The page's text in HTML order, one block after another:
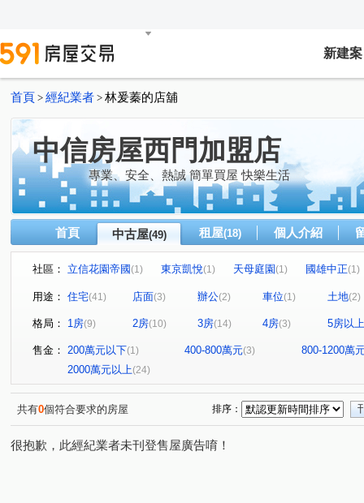
新建案
首頁 > 經紀業者 > 林爰蓁的店舖
中信房屋西門加盟店
專業、安全、熱誠 簡單買屋 快樂生活
首頁 中古屋(49) 租屋(18) 個人介紹
社區： 立信花園帝國(1) 東京凱悅(1) 天母庭園(1) 國雄中正(1)
國光社區 東湖生活圈 (1) 龍山名門 (1)
龍山一品大樓
(1) 新外灘6-立信帝國花園廣場(1) 成都大廈
潤泰萬花園(1) 台大御園(1) 西園路一段 萬大路(3)
華江一路(3) 興義街
天母西路(1) 詔安街(1) 廈門街(1) 莒光路(3)
艋舺大
西藏路(1) 西寧南路 (2) 新明路(1) 康樂街
成都路(2) 安興路(1) 康定路(2) 漢中街(1)
仁愛路二
雅江街(1) 開封街二段 (1) 許昌街
用途： 住宅(41) 店面(3) 辦公(2) 車位(1) 土地(2)
格局： 1房(9) 2房(10) 3房(14) 4房(3) 5房以上
售金： 200萬元以下(1) 400-800萬元(3)
800-1200萬
2000萬元以上(24)
共有0個符合要求的房屋 排序：
很抱歉，此經紀業者未刊登售屋廣告唷！